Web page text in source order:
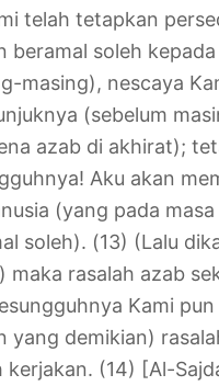
telah tetapkan
beramal soleh
masing), nescaya
(sebelum
azab di akhirat);
Aku akan
(yang pada
soleh). (13) (Lalu
maka rasalah azab
Kami
yang demikian)
(14) [Al-